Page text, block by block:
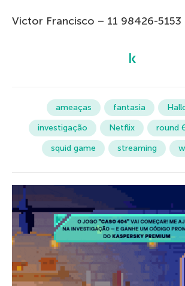
Victor Francisco – 11 98426-5153
ameaças fantasia
investigação
Netflix round
squid game
streaming